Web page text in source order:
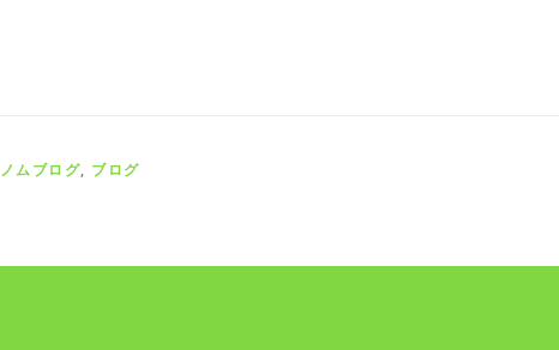
ノムブログ, ブログ